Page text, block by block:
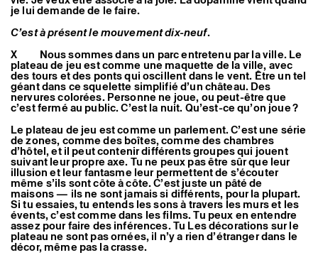
je lui demande de le faire.
C’est à présent le mouvement dix-neuf.
X Nous sommes dans un parc entretenu par la ville. Le
plateau de jeu est comme une maquette de la ville, avec
des tours et des ponts qui oscillent dans le vent. Être un tel
géant dans ce squelette simplifié d’un château. Des
nervures colorées. Personne ne joue, ou peut-être que
c’est fermé au public. C’est la nuit. Qu’est-ce qu’on joue ?
Le plateau de jeu est comme un parlement. C’est une série
de zones, comme des boîtes, comme des chambres
d’hôtel, et il peut contenir différents groupes qui jouent
suivant leur propre axe. Tu ne peux pas être sûr que leur
illusion et leur fantasme leur permettent de s’écouter
même s’ils sont côte à côte. C’est juste un pâté de
maisons — ils ne sont jamais si différents, pour la plupart.
Si tu essaies, tu entends les sons à travers les murs et les
évents, c’est comme dans les films. Tu peux en entendre
assez pour faire des inférences. Tu Les décorations sur le
plateau ne sont pas ornées, il n’y a rien d’étranger dans le
décor, même pas la crasse.